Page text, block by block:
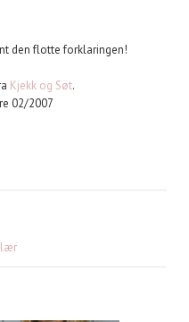
den flotte forklaringen!
Kjekk og Søt.
02/2007